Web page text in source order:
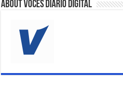
About VOCES Diario digital